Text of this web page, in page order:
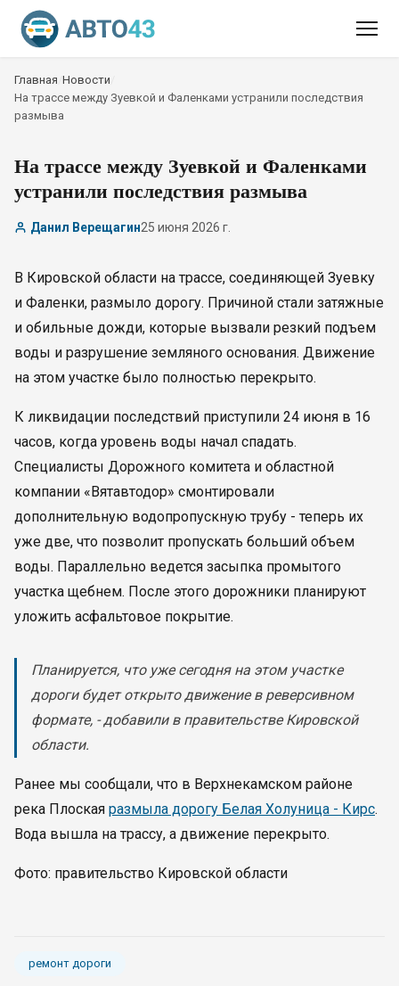
Главная Новости
На трассе между Зуевкой и Фаленками устранили последствия
размыва
На трассе между Зуевкой и Фаленками
устранили последствия размыва
Данил Верещагин25 июня 2026 г.
В Кировской области на трассе, соединяющей Зуевку
и Фаленки, размыло дорогу. Причиной стали затяжные
и обильные дожди, которые вызвали резкий подъем
воды и разрушение земляного основания. Движение
на этом участке было полностью перекрыто.
К ликвидации последствий приступили 24 июня в 16
часов, когда уровень воды начал спадать.
Специалисты Дорожного комитета и областной
компании «Вятавтодор» смонтировали
дополнительную водопропускную трубу - теперь их
уже две, что позволит пропускать больший объем
воды. Параллельно ведется засыпка промытого
участка щебнем. После этого дорожники планируют
уложить асфальтовое покрытие.
Планируется, что уже сегодня на этом участке
дороги будет открыто движение в реверсивном
формате, - добавили в правительстве Кировской
области.
Ранее мы сообщали, что в Верхнекамском районе
река Плоская размыла дорогу Белая Холуница - Кирс.
Вода вышла на трассу, а движение перекрыто.
Фото: правительство Кировской области
ремонт дороги